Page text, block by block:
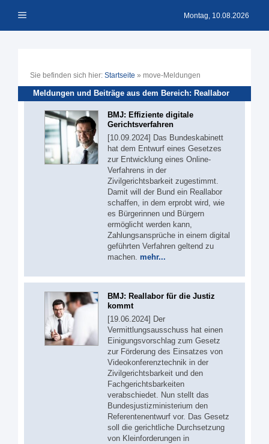
Inhalt Menü Montag, 10.08.2026
Sie befinden sich hier: Startseite » move-Meldungen
Meldungen und Beiträge aus dem Bereich: Reallabor
BMJ: Effiziente digitale
Gerichtsverfahren
[10.09.2024] Das Bundeskabinett
hat dem Entwurf eines Gesetzes
zur Entwicklung eines Online-
Verfahrens in der
Zivilgerichtsbarkeit zugestimmt.
Damit will der Bund ein Reallabor
schaffen, in dem erprobt wird, wie
es Bürgerinnen und Bürgern
ermöglicht werden kann,
Zahlungsansprüche in einem digital
geführten Verfahren geltend zu
machen. mehr...
BMJ: Reallabor für die Justiz
kommt
[19.06.2024] Der
Vermittlungsausschuss hat einen
Einigungsvorschlag zum Gesetz
zur Förderung des Einsatzes von
Videokonferenztechnik in der
Zivilgerichtsbarkeit und den
Fachgerichtsbarkeiten
verabschiedet. Nun stellt das
Bundesjustizministerium den
Referentenentwurf vor. Das Gesetz
soll die gerichtliche Durchsetzung
von Kleinforderungen in